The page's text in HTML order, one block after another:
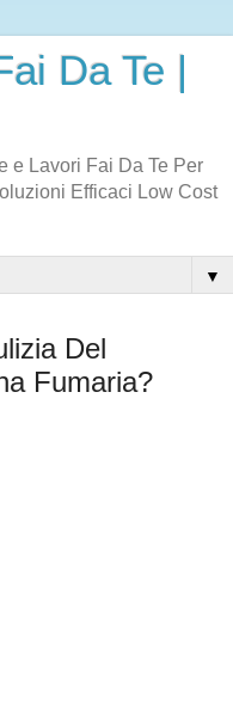
Da Te |
e Lavori Fai Da Te Per
Efficaci Low Cost
▼
Del
Fumaria?